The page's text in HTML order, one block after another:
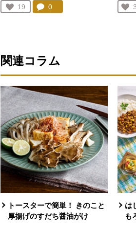
お気に入り登録：
19
人が登録
コメント：
0
関連コラム
トースターで簡単！ きのこと
厚揚げのすだち醤油がけ
は
も